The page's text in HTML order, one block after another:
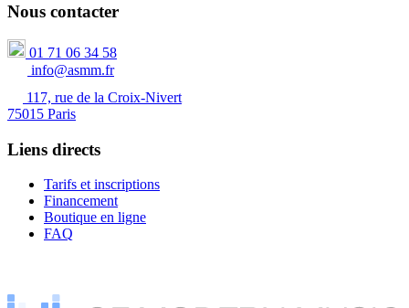
Nous contacter
01 71 06 34 58
info@asmm.fr
117, rue de la Croix-Nivert
75015 Paris
Liens directs
Tarifs et inscriptions
Financement
Boutique en ligne
FAQ